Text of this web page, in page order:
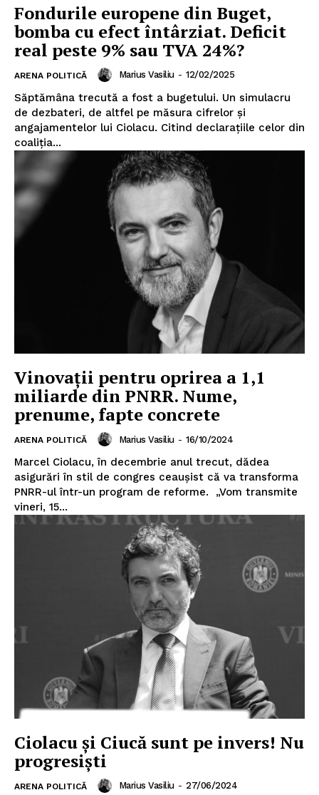
Fondurile europene din Buget,
bomba cu efect întârziat. Deficit
real peste 9% sau TVA 24%?
ARENA POLITICĂ Marius Vasiliu - 12/02/2025
Săptămâna trecută a fost a bugetului. Un simulacru
de dezbateri, de altfel pe măsura cifrelor și
angajamentelor lui Ciolacu. Citind declarațiile celor din
coaliția...
Vinovații pentru oprirea a 1,1
miliarde din PNRR. Nume,
prenume, fapte concrete
ARENA POLITICĂ Marius Vasiliu - 16/10/2024
Marcel Ciolacu, în decembrie anul trecut, dădea
asigurări în stil de congres ceaușist că va transforma
PNRR-ul într-un program de reforme. „Vom transmite
vineri, 15...
Ciolacu și Ciucă sunt pe invers! Nu
progresiști
ARENA POLITICĂ Marius Vasiliu - 27/06/2024